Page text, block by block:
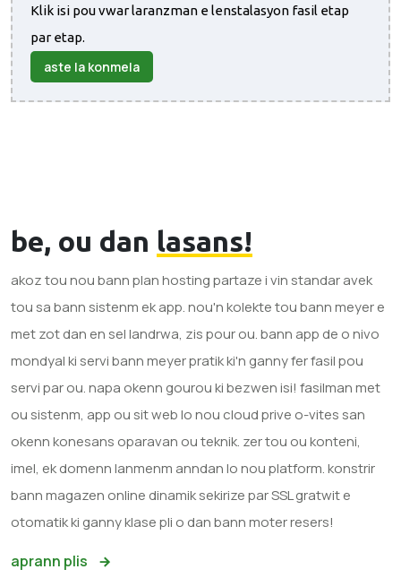
Klik isi pou vwar laranzman e lenstalasyon fasil etap
par etap.
aste la konmela
be, ou dan lasans!
akoz tou nou bann plan hosting partaze i vin standar avek
tou sa bann sistenm ek app. nou'n kolekte tou bann meyer e
met zot dan en sel landrwa, zis pour ou. bann app de o nivo
mondyal ki servi bann meyer pratik ki'n ganny fer fasil pou
servi par ou. napa okenn gourou ki bezwen isi! fasilman met
ou sistenm, app ou sit web lo nou cloud prive o-vites san
okenn konesans oparavan ou teknik. zer tou ou konteni,
imel, ek domenn lanmenm anndan lo nou platform. konstrir
bann magazen online dinamik sekirize par SSL gratwit e
otomatik ki ganny klase pli o dan bann moter resers!
aprann plis